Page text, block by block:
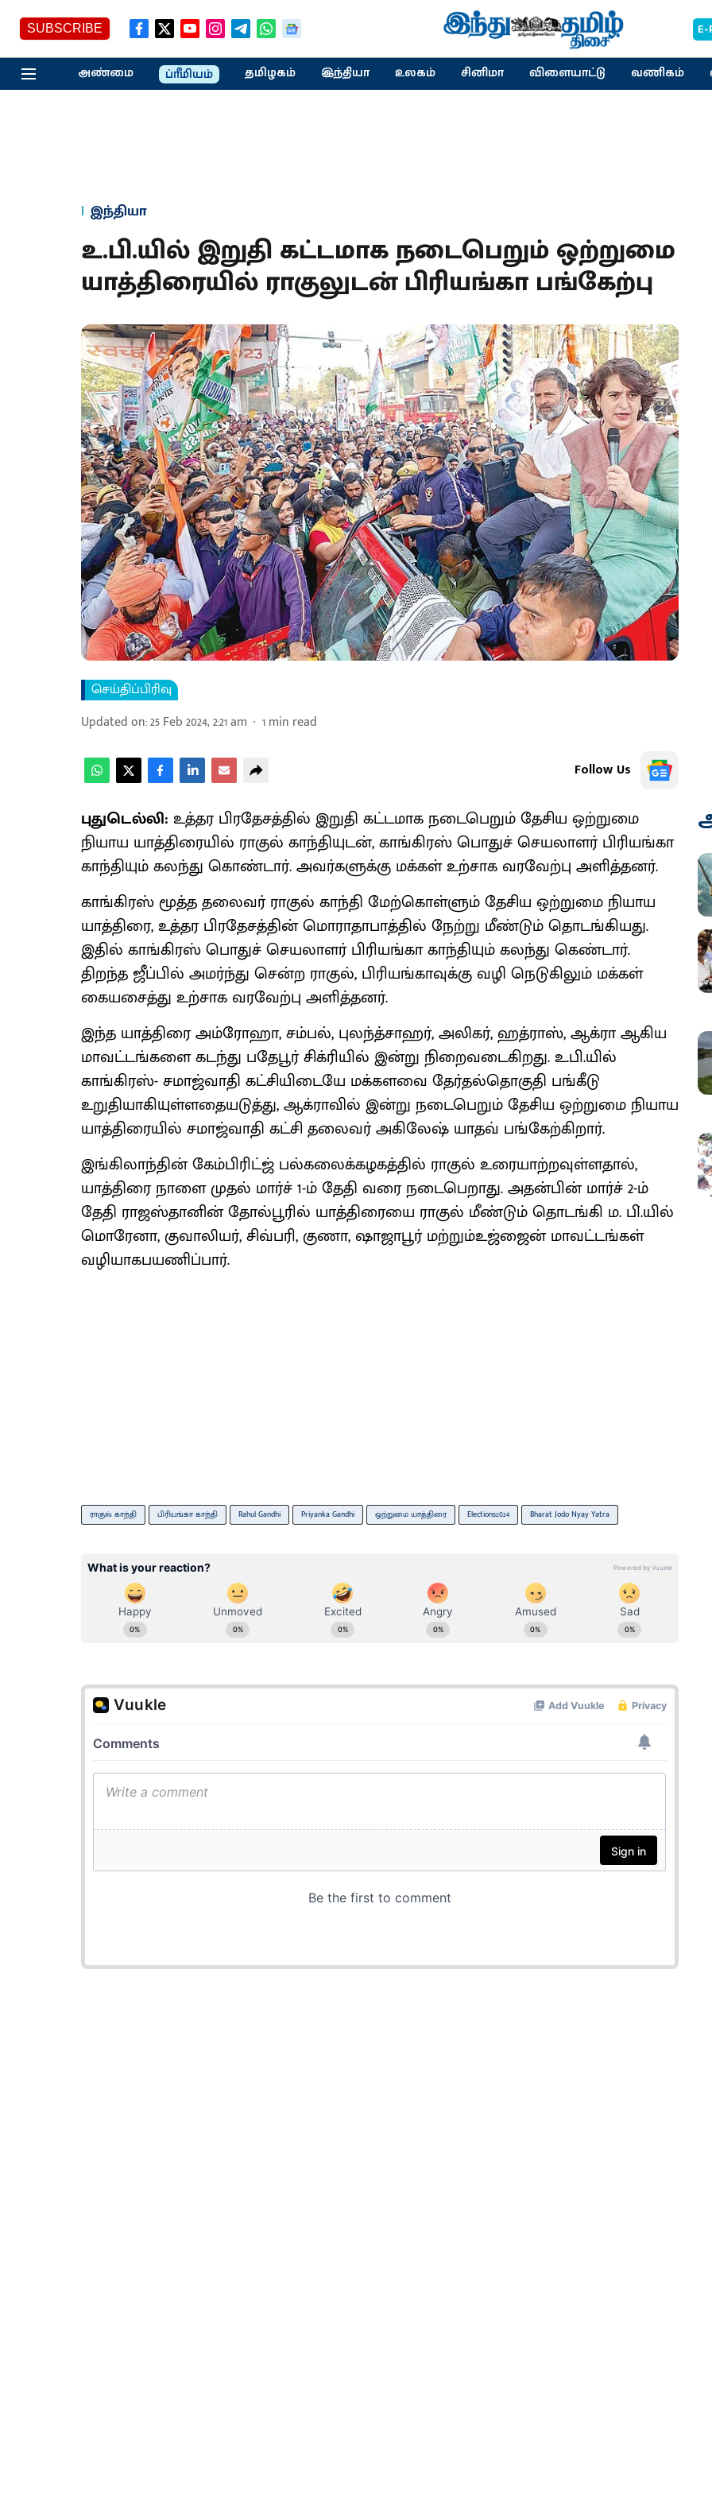
SUBSCRIBE
அண்மை ப்ரீமியம் தமிழகம் இந்தியா உலகம் சினிமா விளையாட்டு வணிகம்
இந்தியா
உ.பி.யில் இறுதி கட்டமாக நடைபெறும் ஒற்றுமை
யாத்திரையில் ராகுலுடன் பிரியங்கா பங்கேற்பு
செய்திப்பிரிவு
Updated on:25 Feb 2024, 2:21 am 1min read
Follow Us
புதுடெல்லி: உத்தர பிரதேசத்தில் இறுதி கட்டமாக நடைபெறும் தேசிய ஒற்றுமை
நியாய யாத்திரையில் ராகுல் காந்தியுடன், காங்கிரஸ் பொதுச் செயலாளர் பிரியங்கா
காந்தியும் கலந்து கொண்டார். அவர்களுக்கு மக்கள் உற்சாக வரவேற்பு அளித்தனர்.
காங்கிரஸ் மூத்த தலைவர் ராகுல் காந்தி மேற்கொள்ளும் தேசிய ஒற்றுமை நியாய
யாத்திரை, உத்தர பிரதேசத்தின் மொராதாபாத்தில் நேற்று மீண்டும் தொடங்கியது.
இதில் காங்கிரஸ் பொதுச் செயலாளர் பிரியங்கா காந்தியும் கலந்து கெண்டார்.
திறந்த ஜீப்பில் அமர்ந்து சென்ற ராகுல், பிரியங்காவுக்கு வழி நெடுகிலும் மக்கள்
கையசைத்து உற்சாக வரவேற்பு அளித்தனர்.
இந்த யாத்திரை அம்ரோஹா, சம்பல், புலந்த்சாஹர், அலிகர், ஹத்ராஸ், ஆக்ரா ஆகிய
மாவட்டங்களை கடந்து பதேபூர் சிக்ரியில் இன்று நிறைவடைகிறது. உ.பி.யில்
காங்கிரஸ்- சமாஜ்வாதி கட்சியிடையே மக்களவை தேர்தல்தொகுதி பங்கீடு
உறுதியாகியுள்ளதையடுத்து, ஆக்ராவில் இன்று நடைபெறும் தேசிய ஒற்றுமை நியாய
யாத்திரையில் சமாஜ்வாதி கட்சி தலைவர் அகிலேஷ் யாதவ் பங்கேற்கிறார்.
இங்கிலாந்தின் கேம்பிரிட்ஜ் பல்கலைக்கழகத்தில் ராகுல் உரையாற்றவுள்ளதால்,
யாத்திரை நாளை முதல் மார்ச் 1-ம் தேதி வரை நடைபெறாது. அதன்பின் மார்ச் 2-ம்
தேதி ராஜஸ்தானின் தோல்பூரில் யாத்திரையை ராகுல் மீண்டும் தொடங்கி ம. பி்.யில்
மொரேனா, குவாலியர், சிவ்பரி, குணா, ஷாஜாபூர் மற்றும்உஜ்ஜைன் மாவட்டங்கள்
வழியாகபயணிப்பார்.
ராகுல் காந்தி பிரியங்கா காந்தி Rahul Gandhi Priyanka Gandhi ஒற்றுமை யாத்திரை Elections2024 Bharat Jodo Nyay Yatra